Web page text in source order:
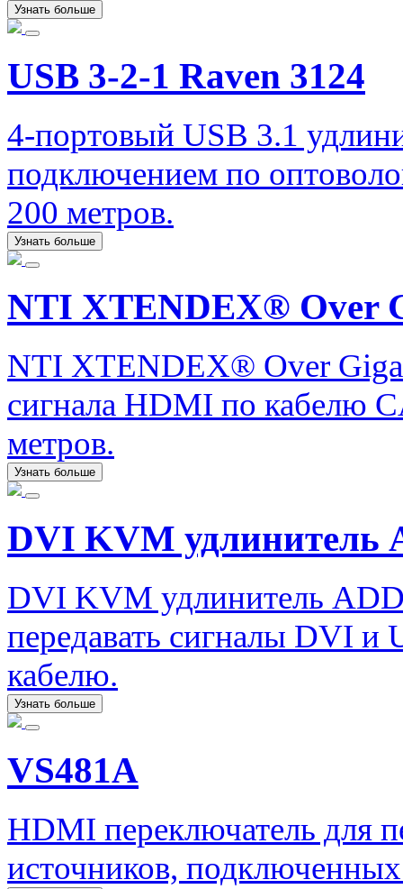
Узнать больше
USB 3-2-1 Raven 3124
4-портовый USB 3.1
подключением по
200 метров.
Узнать больше
NTI XTENDEX® Over
NTI XTENDEX® Over
сигнала HDMI по кабелю
метров.
Узнать больше
DVI KVM удлинитель
DVI KVM удлинитель
передавать сигналы DVI и
кабелю.
Узнать больше
VS481A
HDMI переключатель для
источников,